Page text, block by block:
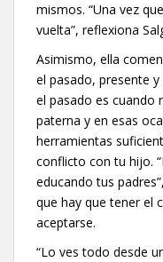
mismos. “Una vez
vuelta”, reflexiona
Asimismo, ella
el pasado, presente
el pasado es cuando
paterna y en esas
herramientas
conflicto con tu hijo.
educando tus
que hay que tener el
aceptarse.
“Lo ves todo desde